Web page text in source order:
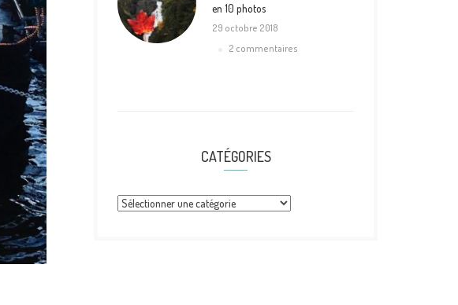
en 10 photos
29 octobre 2018
2 commentaires
CATÉGORIES